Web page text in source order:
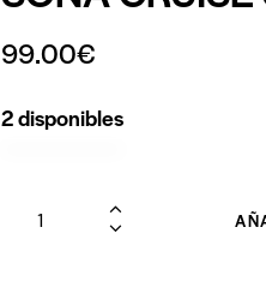
99.00€
2 disponibles